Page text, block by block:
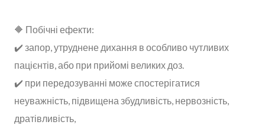
🔶 Побічні ефекти:
✔️ запор, утруднене дихання в особливо чутливих
пацієнтів, або при прийомі великих доз.
✔️ при передозуванні може спостерігатися
неуважність, підвищена збудливість, нервозність,
дратівливість,